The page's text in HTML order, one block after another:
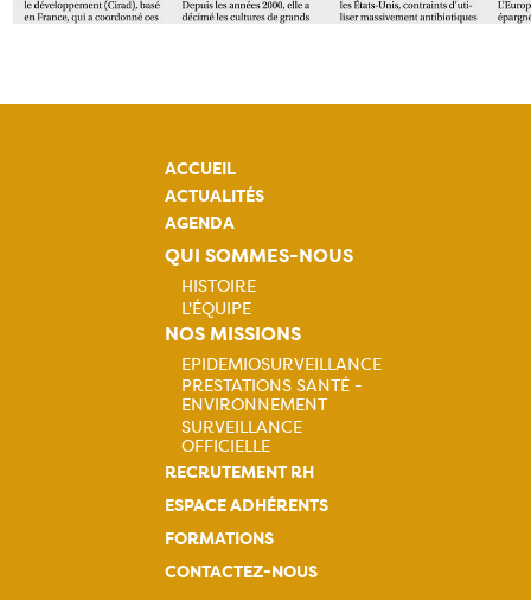
ACCUEIL
ACTUALITÉS
AGENDA
QUI SOMMES-NOUS
Navigation
principale
HISTOIRE
L'ÉQUIPE
NOS MISSIONS
Navigation
principale
EPIDEMIOSURVEILLANCE
PRESTATIONS SANTÉ -
ENVIRONNEMENT
SURVEILLANCE
OFFICIELLE
RECRUTEMENT RH
ESPACE ADHÉRENTS
FORMATIONS
CONTACTEZ-NOUS